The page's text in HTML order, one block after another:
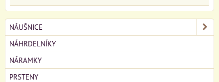
NÁUŠNICE
NÁHRDELNÍKY
NÁRAMKY
PRSTENY